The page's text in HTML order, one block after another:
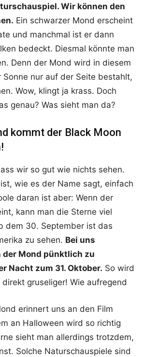
Wir können den
Ein schwarzer Mond erscheint
und manchmal ist er dann
bedeckt. Diesmal könnte man
Denn der Mond wird in diesem
Sonne nur auf der Seite bestahlt,
Wow, klingt ja krass. Doch
genau? Was sieht man da?
kommt der Black Moon
wir so gut wie nichts sehen.
wie es der Name sagt, einfach
daran ist aber: Wenn der
kann man die Sterne viel
dem 30. September ist das
zu sehen. Bei uns
Mond pünktlich zu
Nacht zum 31. Oktober. So wird
direkt gruseliger! Wie aufregend
erinnert uns an den Film
an Halloween wird so richtig
sieht man allerdings trotzdem,
Solche Naturschauspiele sind